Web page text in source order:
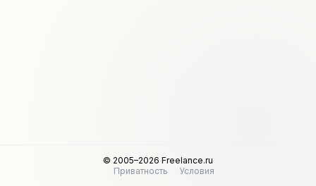
© 2005–2026 Freelance.ru
Приватность
Условия